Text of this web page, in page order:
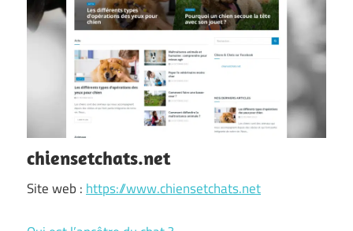
chiensetchats.net
Site web : https://www.chiensetchats.net